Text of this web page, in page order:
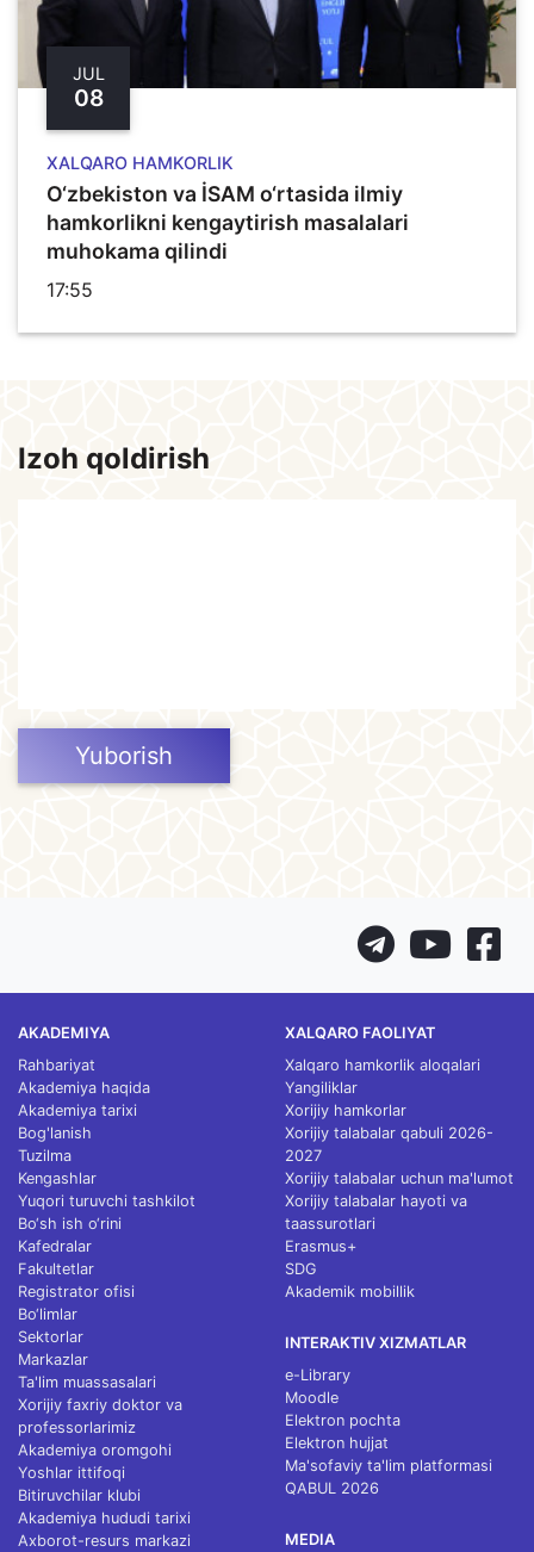
JUL
08
XALQARO HAMKORLIK
O‘zbekiston va İSAM o‘rtasida ilmiy
hamkorlikni kengaytirish masalalari
muhokama qilindi
17:55
Izoh qoldirish
Yuborish
AKADEMIYA
Rahbariyat
Akademiya haqida
Akademiya tarixi
Bog'lanish
Tuzilma
Kengashlar
Yuqori turuvchi tashkilot
Bo‘sh ish o‘rini
Kafedralar
Fakultetlar
Registrator ofisi
Bo‘limlar
Sektorlar
Markazlar
Ta'lim muassasalari
Xorijiy faxriy doktor va
professorlarimiz
Akademiya oromgohi
Yoshlar ittifoqi
Bitiruvchilar klubi
Akademiya hududi tarixi
Axborot-resurs markazi
XALQARO FAOLIYAT
Xalqaro hamkorlik aloqalari
Yangiliklar
Xorijiy hamkorlar
Xorijiy talabalar qabuli 2026-
2027
Xorijiy talabalar uchun ma'lumot
Xorijiy talabalar hayoti va
taassurotlari
Erasmus+
SDG
Akademik mobillik
INTERAKTIV XIZMATLAR
e-Library
Moodle
Elektron pochta
Elektron hujjat
Ma'sofaviy ta'lim platformasi
QABUL 2026
MEDIA